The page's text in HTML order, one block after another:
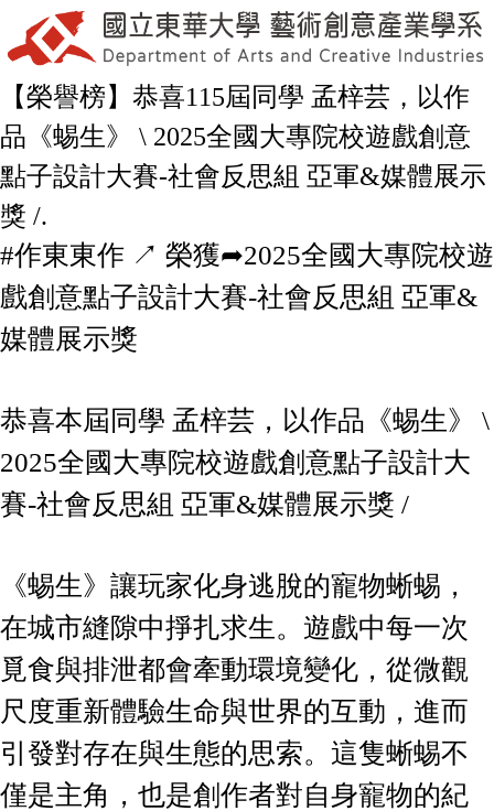
【榮譽榜】恭喜115屆同學 孟梓芸，以作
品《蜴生》 \ 2025全國大專院校遊戲創意
點子設計大賽-社會反思組 亞軍&媒體展示
獎 /.
#作東東作 ↗︎ 榮獲➦2025全國大專院校遊
戲創意點子設計大賽-社會反思組 亞軍&
媒體展示獎
恭喜本屆同學 孟梓芸，以作品《蜴生》 \
2025全國大專院校遊戲創意點子設計大
賽-社會反思組 亞軍&媒體展示獎 /
《蜴生》讓玩家化身逃脫的寵物蜥蜴，
在城市縫隙中掙扎求生。遊戲中每一次
覓食與排泄都會牽動環境變化，從微觀
尺度重新體驗生命與世界的互動，進而
引發對存在與生態的思索。這隻蜥蜴不
僅是主角，也是創作者對自身寵物的紀